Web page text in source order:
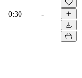
0:30 -